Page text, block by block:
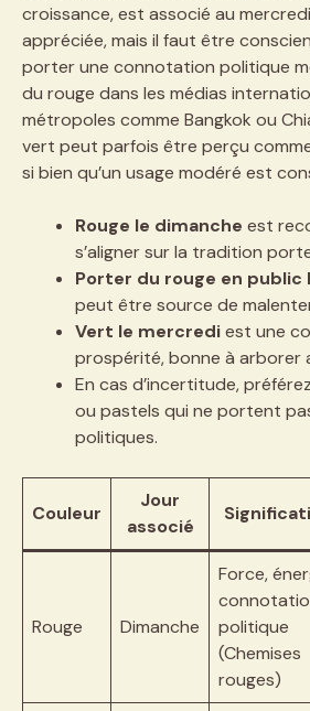
croissance, est associé au
appréciée, mais il faut être
porter une connotation politique
du rouge dans les médias
métropoles comme Bangkok ou
vert peut parfois être perçu
si bien qu’un usage modéré est
Rouge le dimanche est
s’aligner sur la tradition
Porter du rouge en public
peut être source de
Vert le mercrediest une
prospérité, bonne à arborer
En cas d’incertitude,
ou pastels qui ne portent
politiques.
Couleur
Jour
associé
Rouge Dimanche
Force,
politique
(Chemises
rouges)